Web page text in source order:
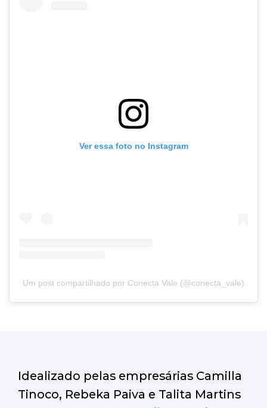
Ver essa foto no Instagram
Um post compartilhado por Conecta Vale (@conecta_vale)
Idealizado pelas empresárias Camilla
Tinoco, Rebeka Paiva e Talita Martins